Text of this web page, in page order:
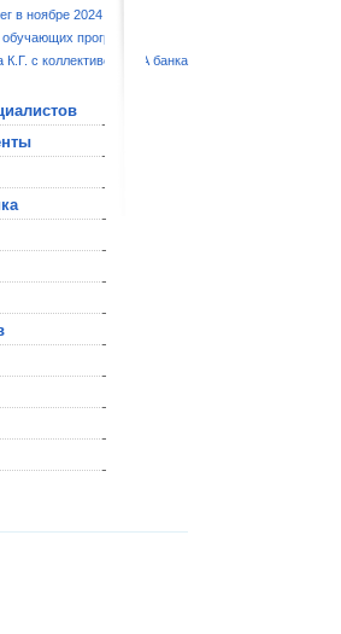
в ноябре 2024 года.
программ
с коллективом РБА банка